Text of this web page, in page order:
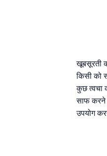
खूबसूरती
किसी को
कुछ त्वचा
साफ करने
उपयोग